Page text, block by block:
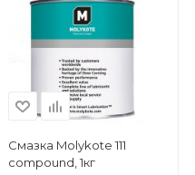
Смазка Molykote 111
compound, 1кг